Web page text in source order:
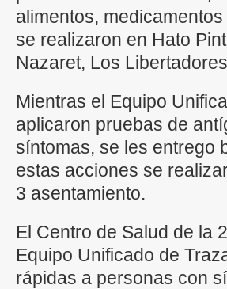
alimentos,
se realizaron en Hato
Nazaret, Los
Mientras el Equipo
aplicaron pruebas de
síntomas, se les entrego
estas acciones se
3 asentamiento.
El Centro de Salud de la
Equipo Unificado de
rápidas a personas con